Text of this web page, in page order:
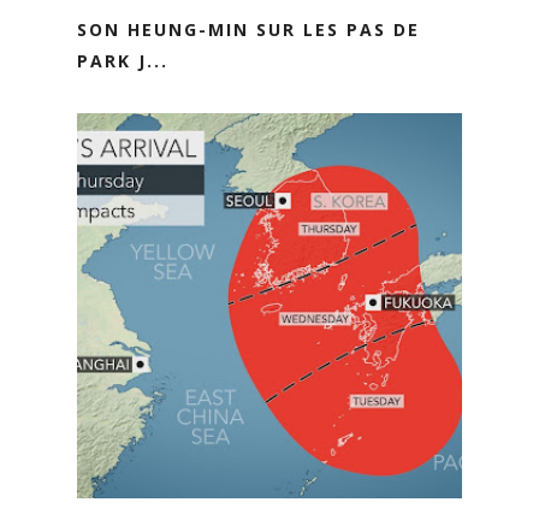
SON HEUNG-MIN SUR LES PAS DE
PARK J...